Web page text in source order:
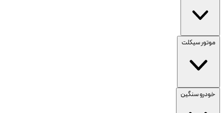
موتور سیکلت
خودرو سنگین